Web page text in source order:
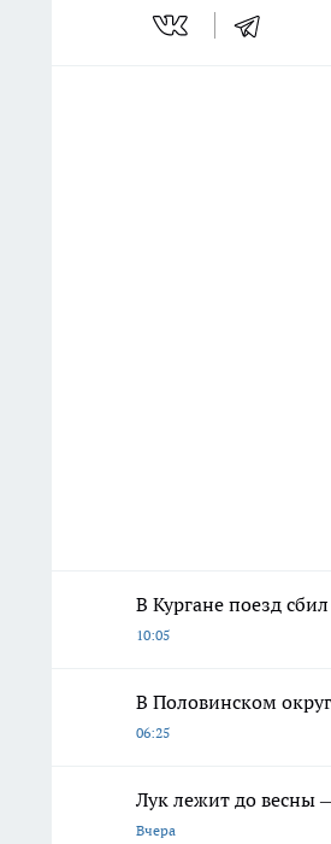
В Кургане поезд
10:05
В Половинском
06:25
Лук лежит до весны
Вчера